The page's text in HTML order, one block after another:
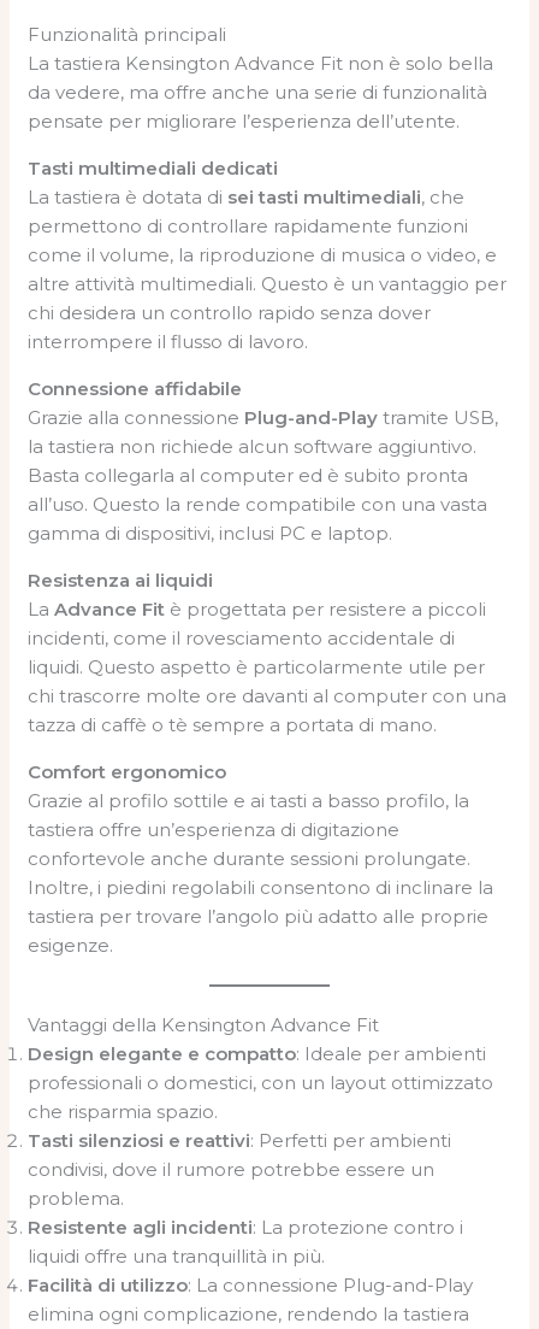
Funzionalità principali
La tastiera Kensington Advance Fit non è solo bella
da vedere, ma offre anche una serie di funzionalità
pensate per migliorare l’esperienza dell’utente.
Tasti multimediali dedicati
La tastiera è dotata di sei tasti multimediali, che
permettono di controllare rapidamente funzioni
come il volume, la riproduzione di musica o video, e
altre attività multimediali. Questo è un vantaggio per
chi desidera un controllo rapido senza dover
interrompere il flusso di lavoro.
Connessione affidabile
Grazie alla connessione Plug-and-Play tramite USB,
la tastiera non richiede alcun software aggiuntivo.
Basta collegarla al computer ed è subito pronta
all’uso. Questo la rende compatibile con una vasta
gamma di dispositivi, inclusi PC e laptop.
Resistenza ai liquidi
LaAdvance Fit è progettata per resistere a piccoli
incidenti, come il rovesciamento accidentale di
liquidi. Questo aspetto è particolarmente utile per
chi trascorre molte ore davanti al computer con una
tazza di caffè o tè sempre a portata di mano.
Comfort ergonomico
Grazie al profilo sottile e ai tasti a basso profilo, la
tastiera offre un’esperienza di digitazione
confortevole anche durante sessioni prolungate.
Inoltre, i piedini regolabili consentono di inclinare la
tastiera per trovare l’angolo più adatto alle proprie
esigenze.
Vantaggi della Kensington Advance Fit
Design elegante e compatto: Ideale per ambienti
professionali o domestici, con un layout ottimizzato
che risparmia spazio.
Tasti silenziosi e reattivi: Perfetti per ambienti
condivisi, dove il rumore potrebbe essere un
problema.
Resistente agli incidenti: La protezione contro i
liquidi offre una tranquillità in più.
Facilità di utilizzo: La connessione Plug-and-Play
elimina ogni complicazione, rendendo la tastiera